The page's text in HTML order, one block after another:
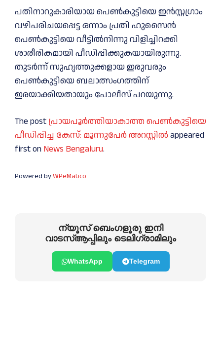
പതിനാറുകാരിയായ പെണ്‍കുട്ടിയെ ഇൻസ്റ്റഗ്രാം
വഴിപരിചയപ്പെട്ട ഒന്നാം പ്രതി ഹുസൈൻ
പെണ്‍കുട്ടിയെ വീട്ടില്‍നിന്നു വിളിച്ചിറക്കി
ശാരീരികമായി പീഡിപ്പിക്കുകയായിരുന്നു.
തുടർന്ന് സുഹൃത്തുക്കളായ ഇരുവരും
പെണ്‍കുട്ടിയെ ബലാത്സംഗത്തിന്
ഇരയാക്കിയതായും പോലീസ് പറയുന്നു.
The post പ്രായപൂര്‍ത്തിയാകാത്ത പെണ്‍കുട്ടിയെ
പീഡിപ്പിച്ച കേസ്: മൂന്നുപേര്‍ അറസ്റ്റില്‍ appeared
first on News Bengaluru.
Powered byWPeMatico
ന്യൂസ് ബെംഗളൂരു ഇനി
വാടസ്ആപ്പിലും ടെലിഗ്രാമിലും
WhatsApp Telegram